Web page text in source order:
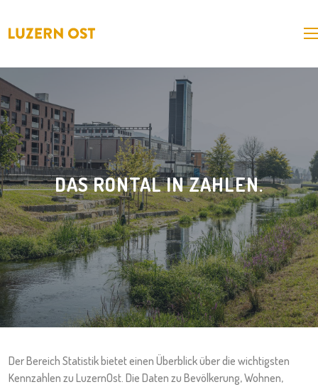
DAS RONTAL IN ZAHLEN.
Der Bereich Statistik bietet einen Überblick über die wichtigsten
Kennzahlen zu LuzernOst. Die Daten zu Bevölkerung, Wohnen,